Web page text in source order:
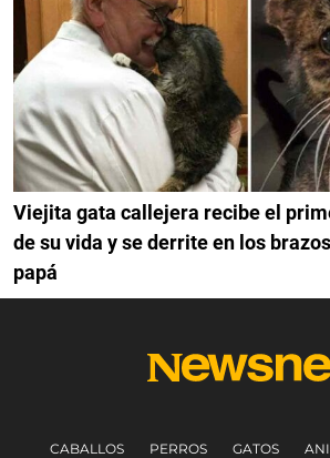
Viejita gata callejera recibe el
de su vida y se derrite en los
papá
CABALLOS PERROS GATOS